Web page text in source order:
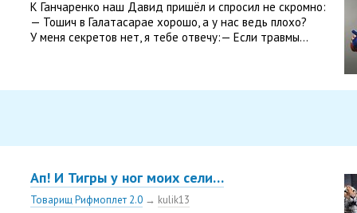
К Ганчаренко наш Давид пришёл и спросил не скромно:
— Тошич в Галатасарае хорошо, а у нас ведь плохо?
У меня секретов нет, я тебе отвечу:— Если травмы...
Ап! И Тигры у ног моих сели…
Товарищ Рифмоплет 2.0 → kulik13